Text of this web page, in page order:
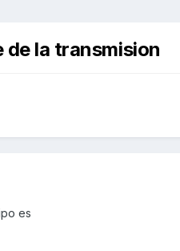
de la transmision
es